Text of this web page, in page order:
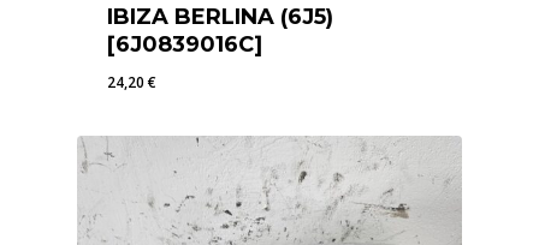
IBIZA BERLINA (6J5)
[6J0839016C]
24,20€